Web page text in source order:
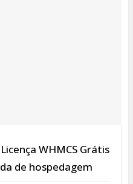
WHMCS Grátis
de hospedagem